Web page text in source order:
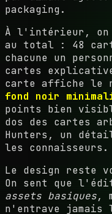
packaging.
À l'intérieur, on
au total : 48
chacune un
cartes
carte affiche le
fond noir
points bien
dos des cartes
Hunters, un
les connaisseurs.
Le design reste
On sent que
assets basiques,
n'entrave